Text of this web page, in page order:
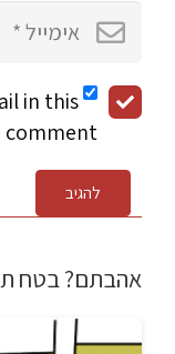
in this
להגיב
אהבתם? בטח